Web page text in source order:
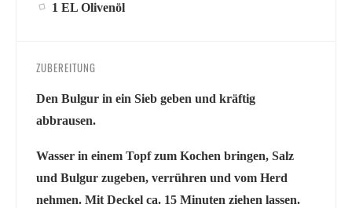
1 EL Olivenöl
ZUBEREITUNG
Den Bulgur in ein Sieb geben und kräftig
abbrausen.
Wasser in einem Topf zum Kochen bringen, Salz
und Bulgur zugeben, verrühren und vom Herd
nehmen. Mit Deckel ca. 15 Minuten ziehen lassen.